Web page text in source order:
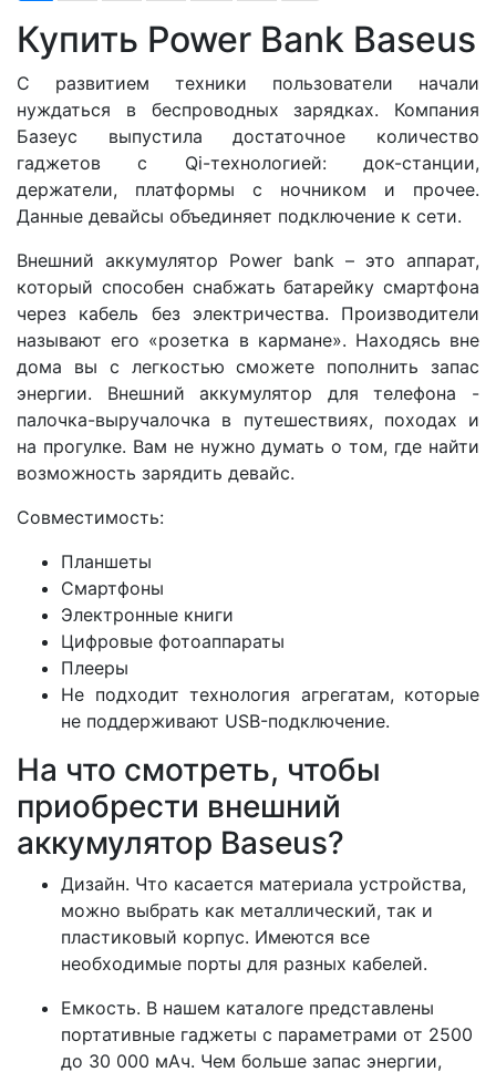
Купить Power Bank Baseus
С развитием техники пользователи начали
нуждаться в беспроводных зарядках. Компания
Базеус выпустила достаточное количество
гаджетов с Qi-технологией: док-станции,
держатели, платформы с ночником и прочее.
Данные девайсы объединяет подключение к сети.
Внешний аккумулятор Power bank – это аппарат,
который способен снабжать батарейку смартфона
через кабель без электричества. Производители
называют его «розетка в кармане». Находясь вне
дома вы с легкостью сможете пополнить запас
энергии. Внешний аккумулятор для телефона -
палочка-выручалочка в путешествиях, походах и
на прогулке. Вам не нужно думать о том, где найти
возможность зарядить девайс.
Совместимость:
Планшеты
Смартфоны
Электронные книги
Цифровые фотоаппараты
Плееры
Не подходит технология агрегатам, которые
не поддерживают USB-подключение.
На что смотреть, чтобы
приобрести внешний
аккумулятор Baseus?
Дизайн. Что касается материала устройства,
можно выбрать как металлический, так и
пластиковый корпус. Имеются все
необходимые порты для разных кабелей.
Емкость. В нашем каталоге представлены
портативные гаджеты с параметрами от 2500
до 30 000 мАч. Чем больше запас энергии,